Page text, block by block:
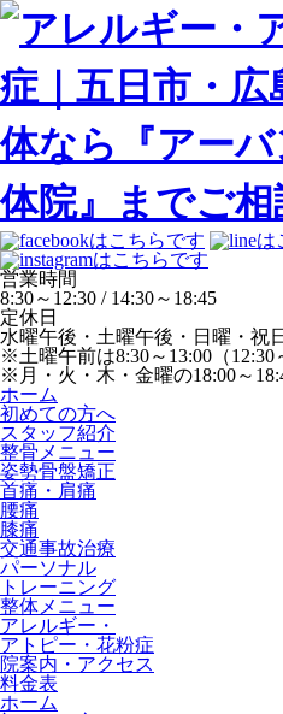
営業時間
8:30～12:30 / 14:30～18:45
定休日
水曜午後・土曜午後・日曜・祝日
※土曜午前は8:30～13:00（12:30
※月・火・木・金曜の18:00～
ホーム
初めての方へ
スタッフ紹介
整骨メニュー
姿勢骨盤矯正
首痛・肩痛
腰痛
膝痛
交通事故治療
パーソナル
トレーニング
整体メニュー
アレルギー・
アトピー・花粉症
院案内・アクセス
料金表
ホーム